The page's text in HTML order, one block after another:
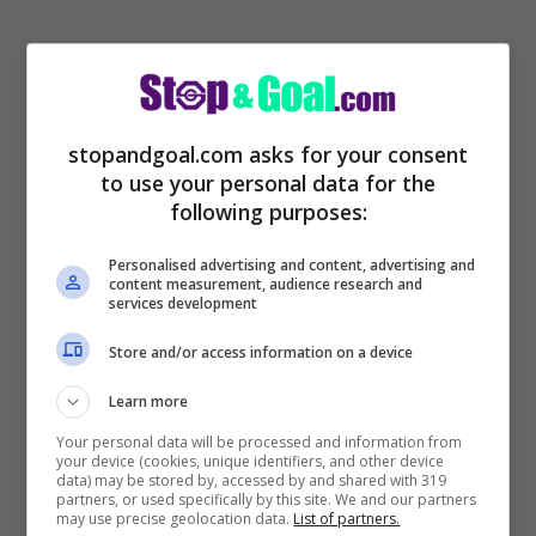
Sono diversi i giocatori che piacciono
all’Inter
aria che molti giocatori finiti nel mirino di
più big italiane possano essere
protagonisti di aste e tira e molla continui.
stopandgoal.com asks for your consent
to use your personal data for the
following purposes:
Personalised advertising and content, advertising and
content measurement, audience research and
services development
Store and/or access information on a device
Learn more
Your personal data will be processed and information from
your device (cookies, unique identifiers, and other device
data) may be stored by, accessed by and shared with 319
partners, or used specifically by this site. We and our partners
may use precise geolocation data. List of partners.